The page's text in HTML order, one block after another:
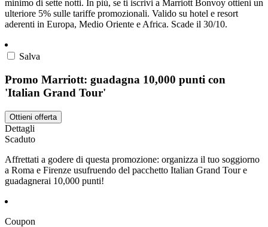
minimo di sette notti. In più, se ti iscrivi a Marriott Bonvoy ottieni un
ulteriore 5% sulle tariffe promozionali. Valido su hotel e resort
aderenti in Europa, Medio Oriente e Africa. Scade il 30/10.
Salva
Promo Marriott: guadagna 10,000 punti con
'Italian Grand Tour'
Ottieni offerta
Dettagli
Scaduto
Affrettati a godere di questa promozione: organizza il tuo soggiorno
a Roma e Firenze usufruendo del pacchetto Italian Grand Tour e
guadagnerai 10,000 punti!
Coupon